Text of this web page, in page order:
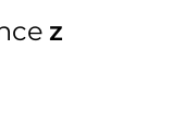
z